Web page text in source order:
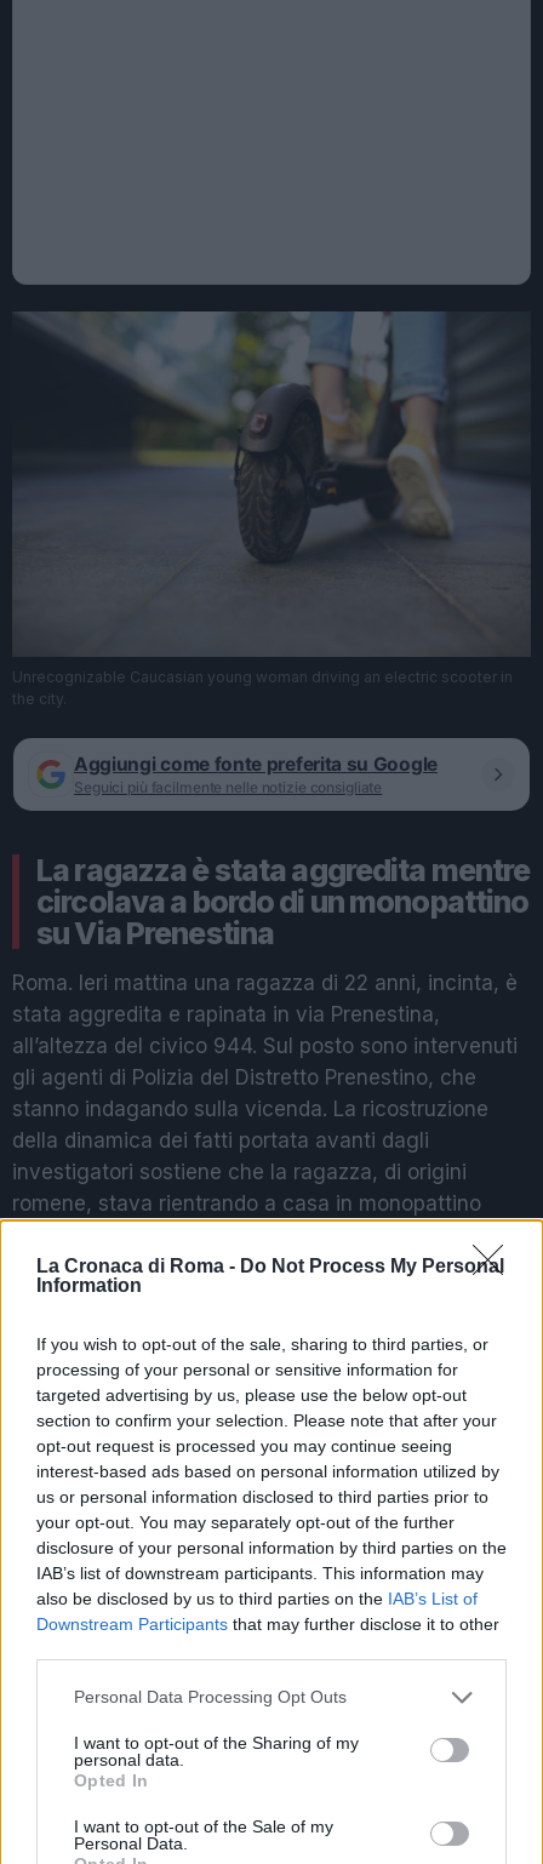
La Cronaca di Roma - Do Not Process My Personal
Information
If you wish to opt-out of the sale, sharing to third parties, or
processing of your personal or sensitive information for
targeted advertising by us, please use the below opt-out
section to confirm your selection. Please note that after your
opt-out request is processed you may continue seeing
interest-based ads based on personal information utilized by
us or personal information disclosed to third parties prior to
your opt-out. You may separately opt-out of the further
disclosure of your personal information by third parties on the
IAB’s list of downstream participants. This information may
also be disclosed by us to third parties on the IAB’s List of
Downstream Participants that may further disclose it to other
Please note that this website/app uses one or more Google
not limited to your visit or usage behaviour. You may click to
grant or deny consent to Google and its third-party tags to
use your data for below specified purposes in below Google
consent section.
Personal Data Processing Opt Outs
I want to opt-out of the Sharing of my
personal data.
Opted In
I want to opt-out of the Sale of my
Personal Data.
Unrecognizable Caucasian young woman driving an electric scooter in
the city.
Aggiungi come fonte preferita su Google
Seguici più facilmente nelle notizie consigliate
La ragazza è stata aggredita mentre
circolava a bordo di un monopattino
su Via Prenestina
Roma. Ieri mattina una ragazza di 22 anni, incinta, è
stata aggredita e rapinata in via Prenestina,
all’altezza del civico 944. Sul posto sono intervenuti
gli agenti di Polizia del Distretto Prenestino, che
stanno indagando sulla vicenda. La ricostruzione
della dinamica dei fatti portata avanti dagli
investigatori sostiene che la ragazza, di origini
romene, stava rientrando a casa in monopattino
un’automobile. I due l’hanno schiaffeggiata e
rapinata di un marsupio, all’interno del quale ci
poi portata in ospedale per gli accertamenti del caso.
Precedente
San Basilio e Tor
Tre Teste,
occultavano droga
in nascondigli
particolari: 2
arresti
Successiva
“I vigili urbani
hanno buttato le
coperte dei
clochard”:
l’accusa della
comunità di
Sant’Egidio
POTREBBE INTERESSARTI
Fiumicino, squalo attacca un
5 anni fa